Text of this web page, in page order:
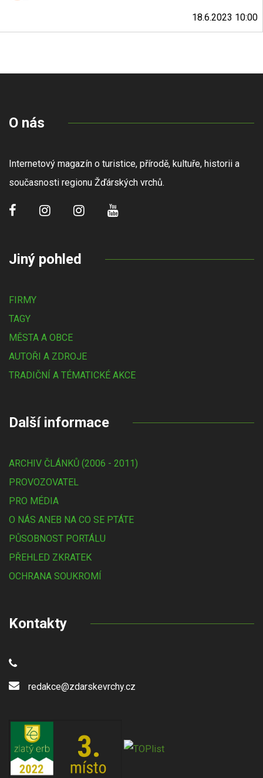
18.6.2023 10:00
O nás
Internetový magazín o turistice, přírodě, kultuře, historii a
současnosti regionu Žďárských vrchů.
Jiný pohled
FIRMY
TAGY
MĚSTA A OBCE
AUTOŘI A ZDROJE
TRADIČNÍ A TÉMATICKÉ AKCE
Další informace
ARCHIV ČLÁNKŮ (2006 - 2011)
PROVOZOVATEL
PRO MÉDIA
O NÁS ANEB NA CO SE PTÁTE
PŮSOBNOST PORTÁLU
PŘEHLED ZKRATEK
OCHRANA SOUKROMÍ
Kontakty
redakce@zdarskevrchy.cz